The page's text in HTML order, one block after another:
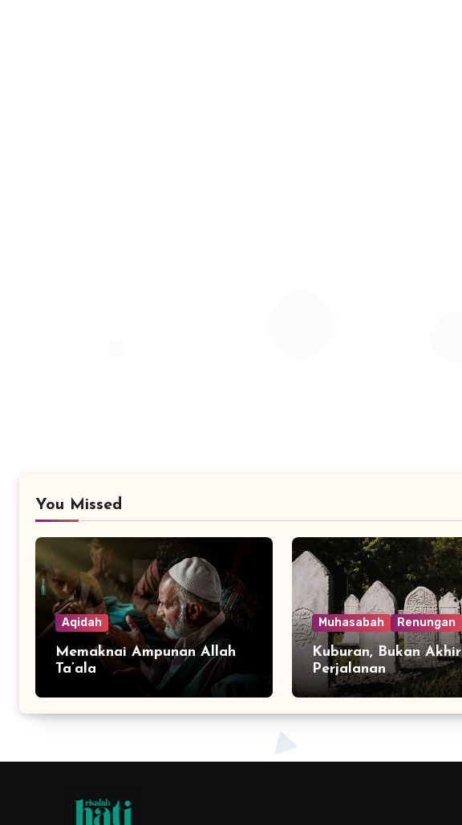
You Missed
Aqidah
Memaknai Ampunan Allah
Ta’ala
Muhasabah Renungan
Kuburan, Bukan Akhir
Perjalanan